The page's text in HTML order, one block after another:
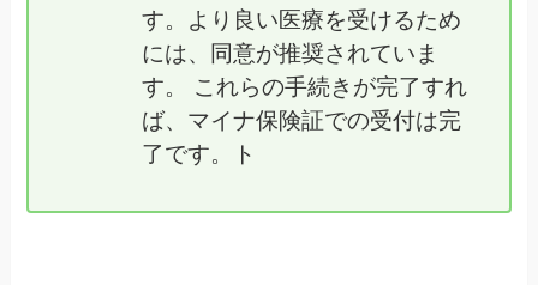
す。より良い医療を受けるため
には、同意が推奨されていま
す。 これらの手続きが完了すれ
ば、マイナ保険証での受付は完
了です。ト